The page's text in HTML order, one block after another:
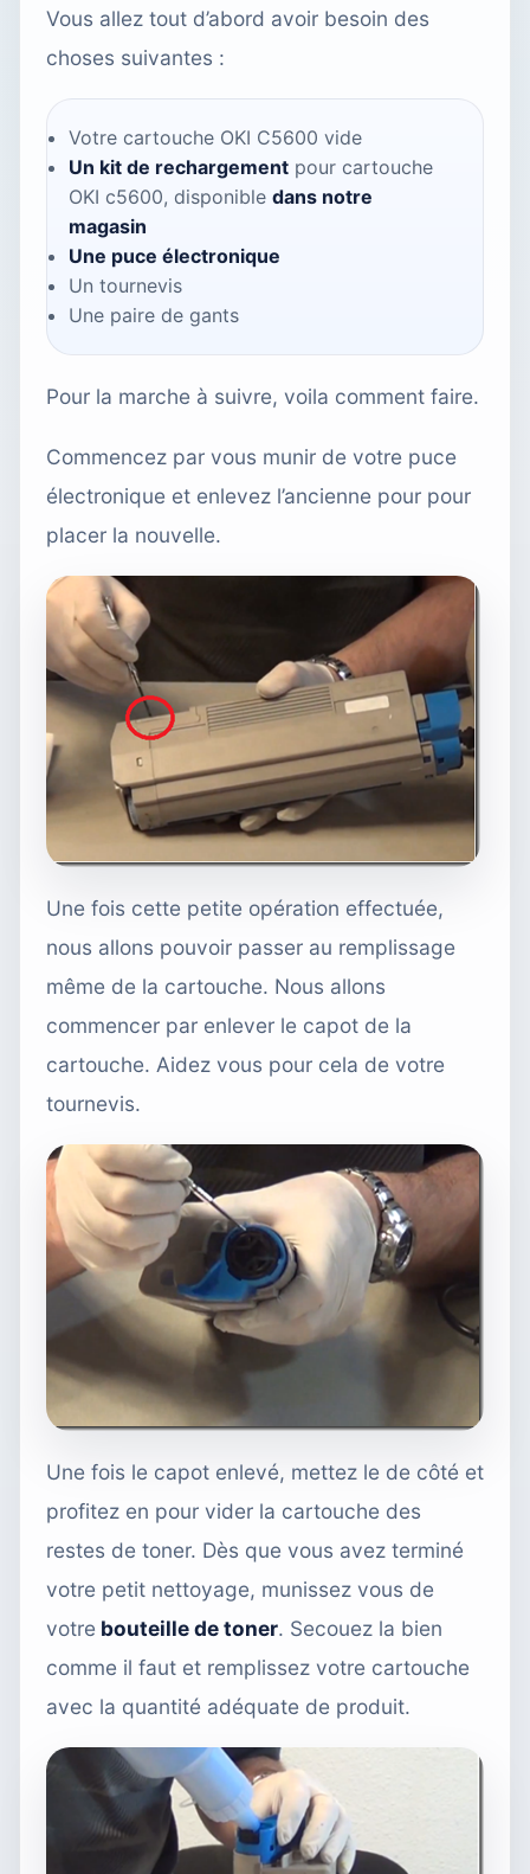
Vous allez tout d’abord avoir besoin des
choses suivantes :
Votre cartouche OKI C5600 vide
Un kit de rechargement pour cartouche
OKI c5600, disponible dans notre
magasin
Une puce électronique
Un tournevis
Une paire de gants
Pour la marche à suivre, voila comment faire.
Commencez par vous munir de votre puce
électronique et enlevez l’ancienne pour pour
placer la nouvelle.
Une fois cette petite opération effectuée,
nous allons pouvoir passer au remplissage
même de la cartouche. Nous allons
commencer par enlever le capot de la
cartouche. Aidez vous pour cela de votre
tournevis.
Une fois le capot enlevé, mettez le de côté et
profitez en pour vider la cartouche des
restes de toner. Dès que vous avez terminé
votre petit nettoyage, munissez vous de
votre bouteille de toner. Secouez la bien
comme il faut et remplissez votre cartouche
avec la quantité adéquate de produit.